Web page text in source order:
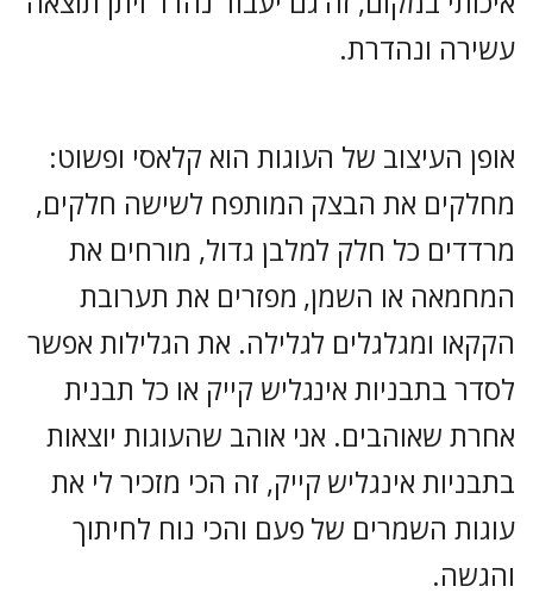
עשירה ונהדרת.
אופן העיצוב של העוגות הוא קלאסי ופשוט:
מחלקים את הבצק המותפח לשישה חלקים,
מרדדים כל חלק למלבן גדול, מורחים את
המחמאה או השמן, מפזרים את תערובת
הקקאו ומגלגלים לגלילה. את הגלילות אפשר
לסדר בתבניות אינגליש קייק או כל תבנית
אחרת שאוהבים. אני אוהב שהעוגות יוצאות
בתבניות אינגליש קייק, זה הכי מזכיר לי את
עוגות השמרים של פעם והכי נוח לחיתוך
והגשה.